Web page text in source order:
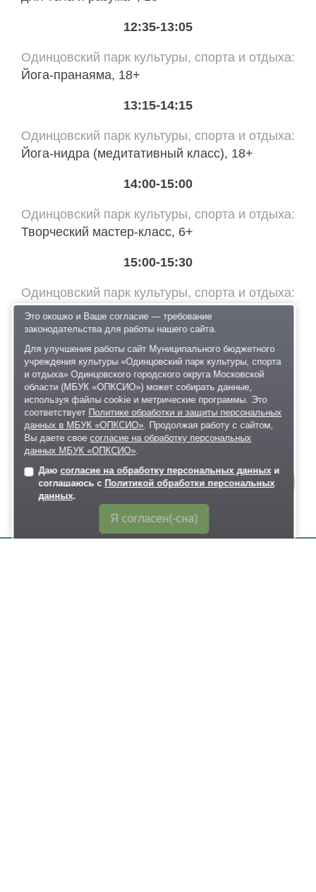
12:35-13:05
Одинцовский парк культуры, спорта и отдыха
Йога-пранаяма, 18+
13:15-14:15
Одинцовский парк культуры, спорта и отдыха
Йога-нидра (медитативный класс), 18+
14:00-15:00
Одинцовский парк культуры, спорта и отдыха
Творческий мастер-класс, 6+
15:00-15:30
Одинцовский парк культуры, спорта и отдыха
Анимационная программа, 6+
Одинцовский парк культуры, спорта и отдыха
Стратегические настольные игры, 6+
18:00-19:30
Одинцовский парк культуры, спорта и отдыха
Музыкальный мастер-класс от творческой
лаборатории Веты Гулливер, 6+
Онлайн-
запись
Это окошко и Ваше согласие — требование
законодательства для работы нашего сайта.
Для улучшения работы сайт Муниципального бюджетного
учреждения культуры «Одинцовский парк культуры, спорта
и отдыха» Одинцовского городского округа Московской
области (МБУК «ОПКСИО») может собирать данные,
используя файлы cookie и метрические программы. Это
соответствует Политике обработки и защиты персональных
данных в МБУК «ОПКСИО». Продолжая работу с сайтом,
Вы даете своесогласие на обработку персональных
данных МБУК «ОПКСИО».
Даю согласие на обработку персональных данныхи
соглашаюсь с Политикой обработки персональных
данных.
Я согласен(-сна)